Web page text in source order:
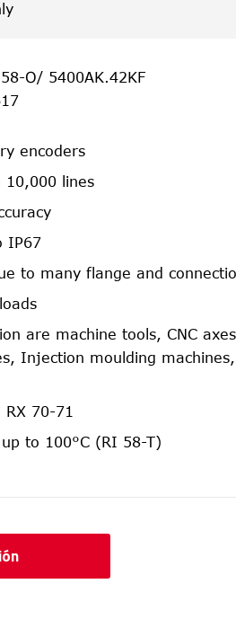
O/ 5400AK.42KF
encoders
10,000 lines
IP67
to many flange and
are machine tools, CNC
Injection moulding
RX 70-71
to 100°C (RI 58-T)